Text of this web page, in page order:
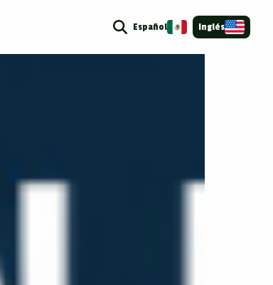
Español Inglés